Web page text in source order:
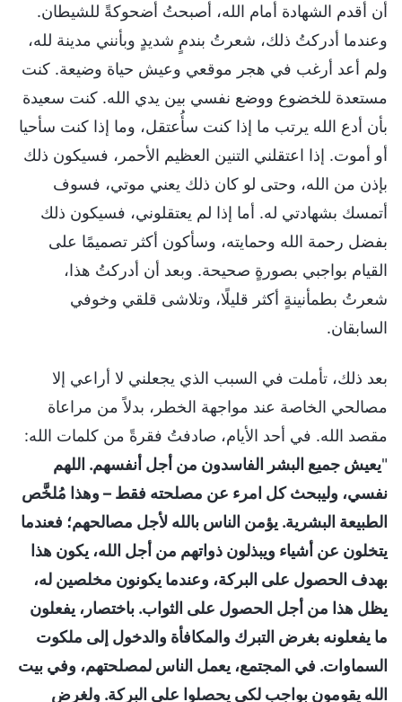
أن أقدم الشهادة أمام الله، أصبحتُ أضحوكةً للشيطان.
وعندما أدركتُ ذلك، شعرتُ بندمٍ شديدٍ وبأنني مدينة لله،
ولم أعد أرغب في هجر موقعي وعيش حياة وضيعة. كنت
مستعدة للخضوع ووضع نفسي بين يدي الله. كنت سعيدة
بأن أدع الله يرتب ما إذا كنت سأُعتقل، وما إذا كنت سأحيا
أو أموت. إذا اعتقلني التنين العظيم الأحمر، فسيكون ذلك
بإذن من الله، وحتى لو كان ذلك يعني موتي، فسوف
أتمسك بشهادتي له. أما إذا لم يعتقلوني، فسيكون ذلك
بفضل رحمة الله وحمايته، وسأكون أكثر تصميمًا على
القيام بواجبي بصورةٍ صحيحة. وبعد أن أدركتُ هذا،
شعرتُ بطمأنينةٍ أكثر قليلًا، وتلاشى قلقي وخوفي
السابقان.
بعد ذلك، تأملت في السبب الذي يجعلني لا أراعي إلا
مصالحي الخاصة عند مواجهة الخطر، بدلاً من مراعاة
مقصد الله. في أحد الأيام، صادفتُ فقرةً من كلمات الله:
"يعيش جميع البشر الفاسدون من أجل أنفسهم. اللهم
نفسي، وليبحث كل امرء عن مصلحته فقط – وهذا مُلخَّص
الطبيعة البشرية. يؤمن الناس بالله لأجل مصالحهم؛ فعندما
يتخلون عن أشياء ويبذلون ذواتهم من أجل الله، يكون هذا
بهدف الحصول على البركة، وعندما يكونون مخلصين له،
يظل هذا من أجل الحصول على الثواب. باختصار، يفعلون
ما يفعلونه بغرض التبرك والمكافأة والدخول إلى ملكوت
السماوات. في المجتمع، يعمل الناس لمصلحتهم، وفي بيت
الله يقومون بواجب لكي يحصلوا على البركة. ولغرض